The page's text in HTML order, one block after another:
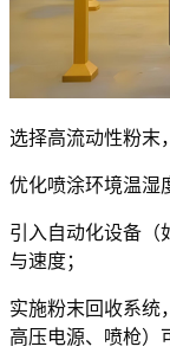
选择高流动性粉末
优化喷涂环境温湿
引入自动化设备（
与速度；
实施粉末回收系统
高压电源、喷枪）